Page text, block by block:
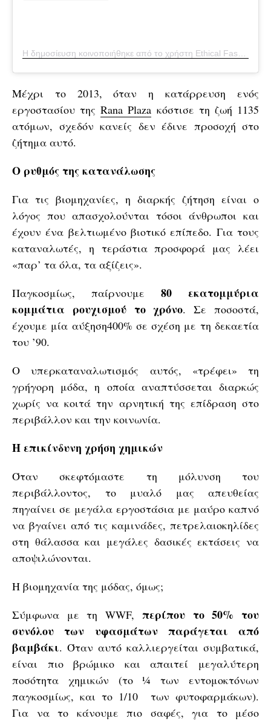
Μέχρι το 2013, όταν η κατάρρευση ενός
εργοστασίου τηςRana Plaza κόστισε τη ζωή 1135
ατόμων, σχεδόν κανείς δεν έδινε προσοχή στο
ζήτημα αυτό.
Ο ρυθμός της κατανάλωσης
Για τις βιομηχανίες, η διαρκής ζήτηση είναι ο
λόγος που απασχολούνται τόσοι άνθρωποι και
έχουν ένα βελτιωμένο βιοτικό επίπεδο. Για τους
καταναλωτές, η τεράστια προσφορά μας λέει
«παρ’ τα όλα, τα αξίζεις».
Παγκοσμίως, παίρνουμε 80 εκατομμύρια
κομμάτια ρουχισμού το χρόνο. Σε ποσοστά,
έχουμε μία αύξηση400% σε σχέση με τη δεκαετία
του ’90.
Ο υπερκαταναλωτισμός αυτός, «τρέφει» τη
γρήγορη μόδα, η οποία αναπτύσσεται διαρκώς
χωρίς να κοιτά την αρνητική της επίδραση στο
περιβάλλον και την κοινωνία.
Η επικίνδυνη χρήση χημικών
Όταν σκεφτόμαστε τη μόλυνση του
περιβάλλοντος, το μυαλό μας απευθείας
πηγαίνει σε μεγάλα εργοστάσια με μαύρο καπνό
να βγαίνει από τις καμινάδες, πετρελαιοκηλίδες
στη θάλασσα και μεγάλες δασικές εκτάσεις να
αποψιλώνονται.
Η βιομηχανία της μόδας, όμως;
Σύμφωνα με τη WWF, περίπου το 50% του
συνόλου των υφασμάτων παράγεται από
βαμβάκι. Όταν αυτό καλλιεργείται συμβατικά,
είναι πιο βρώμικο και απαιτεί μεγαλύτερη
ποσότητα χημικών (το ¼ των εντομοκτόνων
παγκοσμίως, και το 1/10 των φυτοφαρμάκων).
Για να το κάνουμε πιο σαφές, για το μέσο